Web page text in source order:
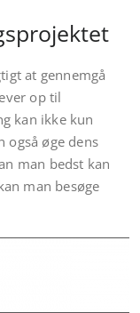
at gennemgå
op til
kan ikke kun
også øge dens
man bedst kan
man besøge